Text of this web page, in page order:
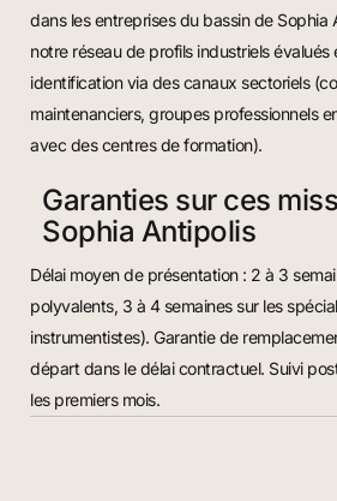
dans les entreprises du bassin de Sophia
notre réseau de profils industriels évalués
identification via des canaux sectoriels
maintenanciers, groupes professionnels
avec des centres de formation).
Garanties sur ces
Sophia Antipolis
Délai moyen de présentation : 2 à 3
polyvalents, 3 à 4 semaines sur les
instrumentistes). Garantie de
départ dans le délai contractuel. Suivi
les premiers mois.